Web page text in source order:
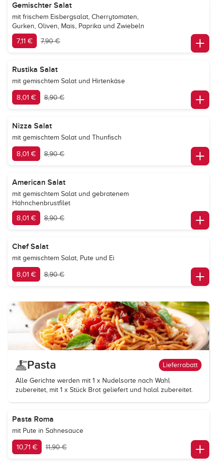
Gemischter Salat
mit frischem Eisbergsalat, Cherrytomaten,
Gurken, Oliven, Mais, Paprika und Zwiebeln
7,11 € 7,90 €
Rustika Salat
mit gemischtem Salat und Hirtenkäse
8,01 € 8,90 €
Nizza Salat
mit gemischtem Salat und Thunfisch
8,01 € 8,90 €
American Salat
mit gemischtem Salat und gebratenem
Hähnchenbrustfilet
8,01 € 8,90 €
Chef Salat
mit gemischtem Salat, Pute und Ei
8,01 € 8,90 €
Pasta Lieferrabatt
Alle Gerichte werden mit 1 x Nudelsorte nach Wahl
zubereitet, mit 1 x Stück Brot geliefert und halal zubereitet.
Pasta Roma
mit Pute in Sahnesauce
10,71 € 11,90 €